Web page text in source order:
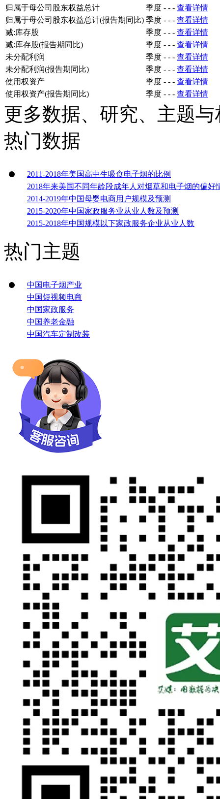
归属于母公司股东权益总计
季度 - - - 查看详情
归属于母公司股东权益总计(报告期同比) 季度 - - - 查看详情
减:库存股
季度 - - - 查看详情
减:库存股(报告期同比)
季度 - - - 查看详情
未分配利润
季度 - - - 查看详情
未分配利润(报告期同比)
季度 - - - 查看详情
使用权资产
季度 - - - 查看详情
使用权资产(报告期同比)
季度 - - - 查看详情
更多数据、研究、主题
热门数据
2011-2018年美国高中生吸食电子烟的比例
2018年来美国不同年龄段成年人对烟草和电子烟的偏好
2014-2019年中国母婴电商用户规模及预测
2015-2020年中国家政服务业从业人数及预测
2015-2018年中国规模以下家政服务企业从业人数
热门主题
中国电子烟产业
中国短视频电商
中国家政服务
中国养老金融
中国汽车定制改装